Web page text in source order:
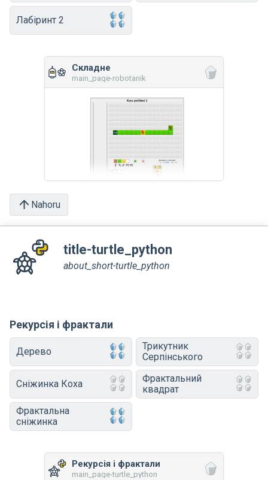
Лабіринт 2
Складне
main_page-robotanik
Nahoru
title-turtle_python
about_short-turtle_python
Рекурсія і фрактали
Дерево
Трикутник
Серпінського
Сніжинка Коха
Фрактальний
квадрат
Фрактальна
сніжинка
Рекурсія і фрактали
main_page-turtle_python